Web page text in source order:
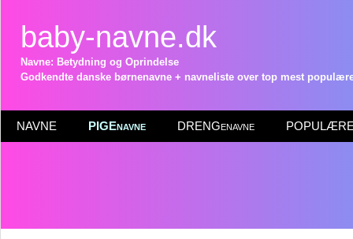
baby-navne.dk
Navne: Betydning og Oprindelse
Godkendte danske børnenavne + navneliste over top mest
NAVNE PIGEnavne DRENGenavne POPULÆRE